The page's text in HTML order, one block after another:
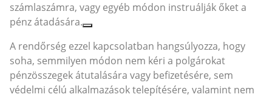
számlaszámra, vagy egyéb módon instruálják őket a
pénz átadására.
A rendőrség ezzel kapcsolatban hangsúlyozza, hogy
soha, semmilyen módon nem kéri a polgárokat
pénzösszegek átutalására vagy befizetésére, sem
védelmi célú alkalmazások telepítésére, valamint nem